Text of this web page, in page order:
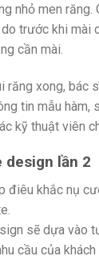
nhỏ men răng.
do trước khi
cần mài.
răng xong, bác
tin mẫu hàm,
kỹ thuật viên
design lần 2
điêu khắc nụ
sẽ dựa vào
cầu của khách